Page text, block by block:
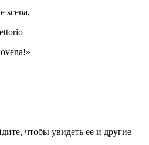
scena,
чтобы увидеть ее и другие